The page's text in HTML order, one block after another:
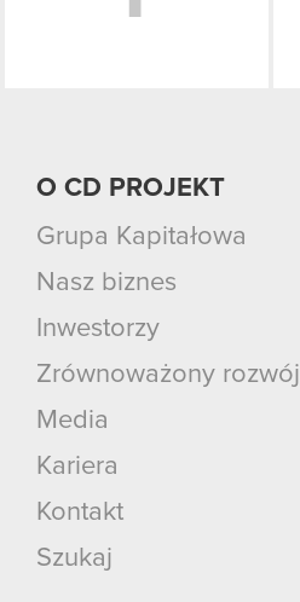
O CD PROJEKT
Grupa Kapitałowa
Nasz biznes
Inwestorzy
Zrównoważony rozwój
Media
Kariera
Kontakt
Szukaj